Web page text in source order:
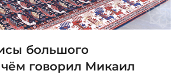
большого
говорил Микаил